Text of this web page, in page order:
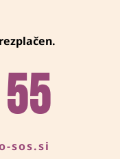
sos.si